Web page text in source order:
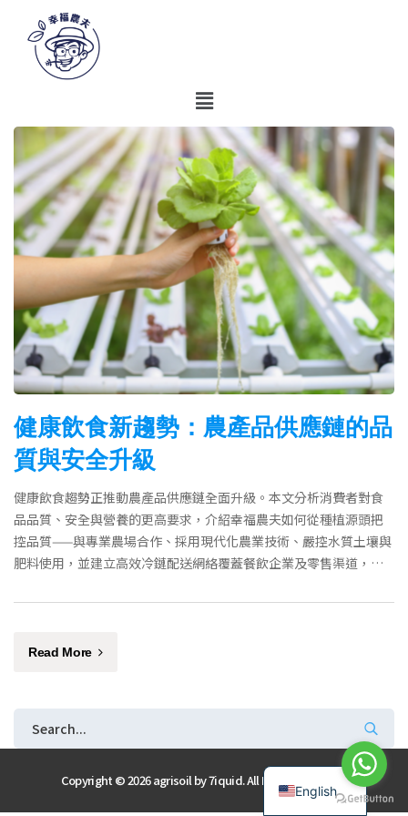
健康飲食新趨勢：農產品供應鏈的品
質與安全升級
健康飲食趨勢正推動農產品供應鏈全面升級。本文分析消費者對食
品品質、安全與營養的更高要求，介紹幸福農夫如何從種植源頭把
控品質——與專業農場合作、採用現代化農業技術、嚴控水質土壤與
肥料使用，並建立高效冷鏈配送網絡覆蓋餐飲企業及零售渠道，確
Read More
Copyright © 2026 agrisoil by7iquid. All Rights Reserved
English
Chinese